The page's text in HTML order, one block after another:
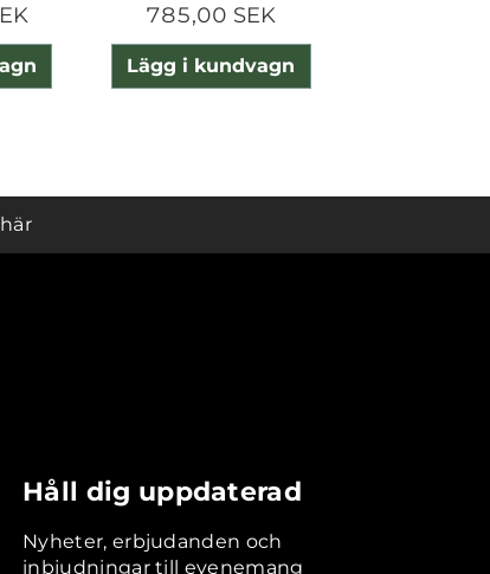
785,00 SEK
Lägg i kundvagn
Håll dig uppdaterad
Nyheter, erbjudanden och
inbjudningar till evenemang